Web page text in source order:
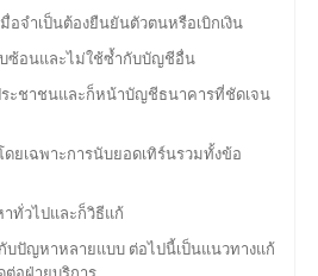
จำเป็นต้องยืนยันตัวตนหรือเบิกเงิน
ซ้อนและไม่ใช้ซ้ำกับบัญชีอื่น
ะชาชนและก็หน้าบัญชีธนาคารที่ชัดเจน
ยเฉพาะการนับยอดเทิร์นรวมทั้งข้อ
ทั่วไปและก็วิธีแก้
บปัญหาหลายแบบ ต่อไปนี้เป็นแนวทางแก้